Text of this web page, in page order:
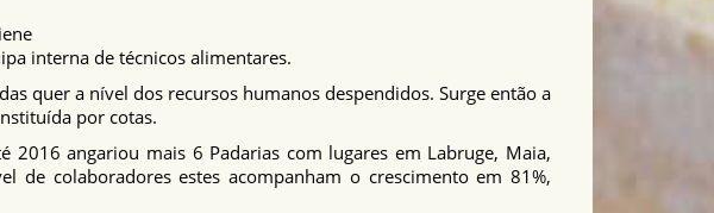
interna de técnicos alimentares.
quer a nível dos recursos humanos despendidos. Surge então a
por cotas.
angariou mais 6 Padarias com lugares em Labruge, Maia,
colaboradores estes acompanham o crescimento em 81%,